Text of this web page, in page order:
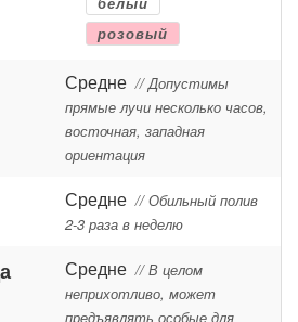
розовый
Средне // Допустимы
прямые лучи несколько часов,
восточная, западная
ориентация
Средне // Обильный полив
2-3 раза в неделю
Средне // В целом
неприхотливо, может
предъявлять особые для